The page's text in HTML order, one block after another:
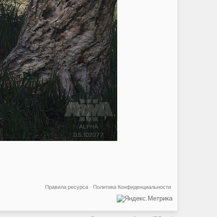
Политика Конфиденциальности
Правила ресурса ·